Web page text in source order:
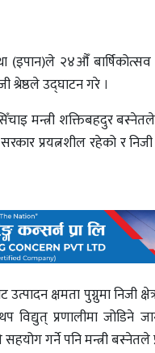
(इपान)ले २४औँ
श्रेष्ठले उद्घाटन गरे ।
मन्त्री शक्तिबहदुर
प्रयत्नशील रहेको र
क्षमता पुग्नुमा निजी
विद्युत् प्रणालीमा
गर्ने पनि मन्त्री बस्नेतले